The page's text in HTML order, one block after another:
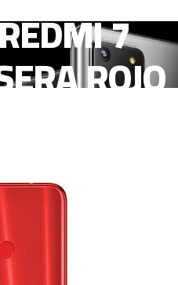
7
ROJO